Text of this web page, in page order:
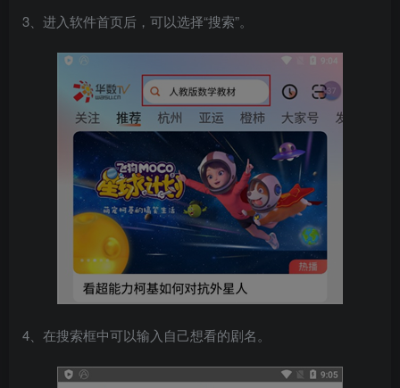
3、进入软件首页后，可以选择“搜索”。
4、在搜索框中可以输入自己想看的剧名。